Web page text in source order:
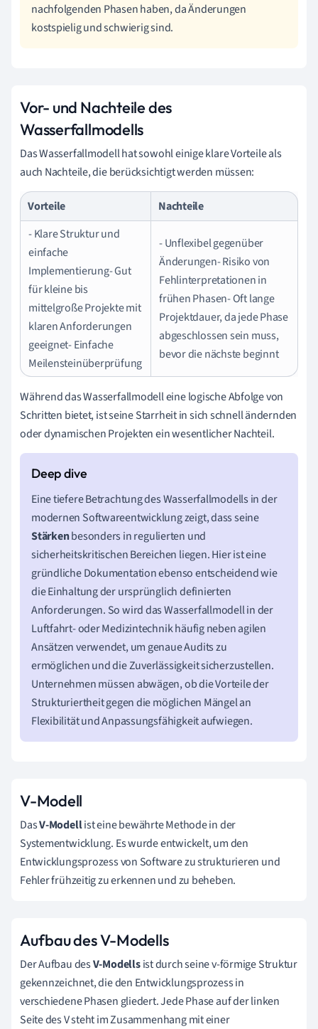
nachfolgenden Phasen haben, da Änderungen
kostspielig und schwierig sind.
Vor- und Nachteile des
Wasserfallmodells
Das Wasserfallmodell hat sowohl einige klare Vorteile als
auch Nachteile, die berücksichtigt werden müssen:
Vorteile
Nachteile
- Klare Struktur und
einfache
Implementierung- Gut
für kleine bis
mittelgroße Projekte mit
klaren Anforderungen
geeignet- Einfache
Meilensteinüberprüfung
- Unflexibel gegenüber
Änderungen- Risiko von
Fehlinterpretationen in
frühen Phasen- Oft lange
Projektdauer, da jede Phase
abgeschlossen sein muss,
bevor die nächste beginnt
Während das Wasserfallmodell eine logische Abfolge von
Schritten bietet, ist seine Starrheit in sich schnell ändernden
oder dynamischen Projekten ein wesentlicher Nachteil.
Eine tiefere Betrachtung des Wasserfallmodells in der
modernen Softwareentwicklung zeigt, dass seine
Stärkenbesonders in regulierten und
sicherheitskritischen Bereichen liegen. Hier ist eine
gründliche Dokumentation ebenso entscheidend wie
die Einhaltung der ursprünglich definierten
Anforderungen. So wird das Wasserfallmodell in der
Luftfahrt- oder Medizintechnik häufig neben agilen
Ansätzen verwendet, um genaue Audits zu
ermöglichen und die Zuverlässigkeit sicherzustellen.
Unternehmen müssen abwägen, ob die Vorteile der
Strukturiertheit gegen die möglichen Mängel an
Flexibilität und Anpassungsfähigkeit aufwiegen.
V-Modell
DasV-Modellist eine bewährte Methode in der
Systementwicklung. Es wurde entwickelt, um den
Entwicklungsprozess von Software zu strukturieren und
Fehler frühzeitig zu erkennen und zu beheben.
Aufbau des V-Modells
Der Aufbau desV-Modellsist durch seine v-förmige Struktur
gekennzeichnet, die den Entwicklungsprozess in
verschiedene Phasen gliedert. Jede Phase auf der linken
Seite des V steht im Zusammenhang mit einer